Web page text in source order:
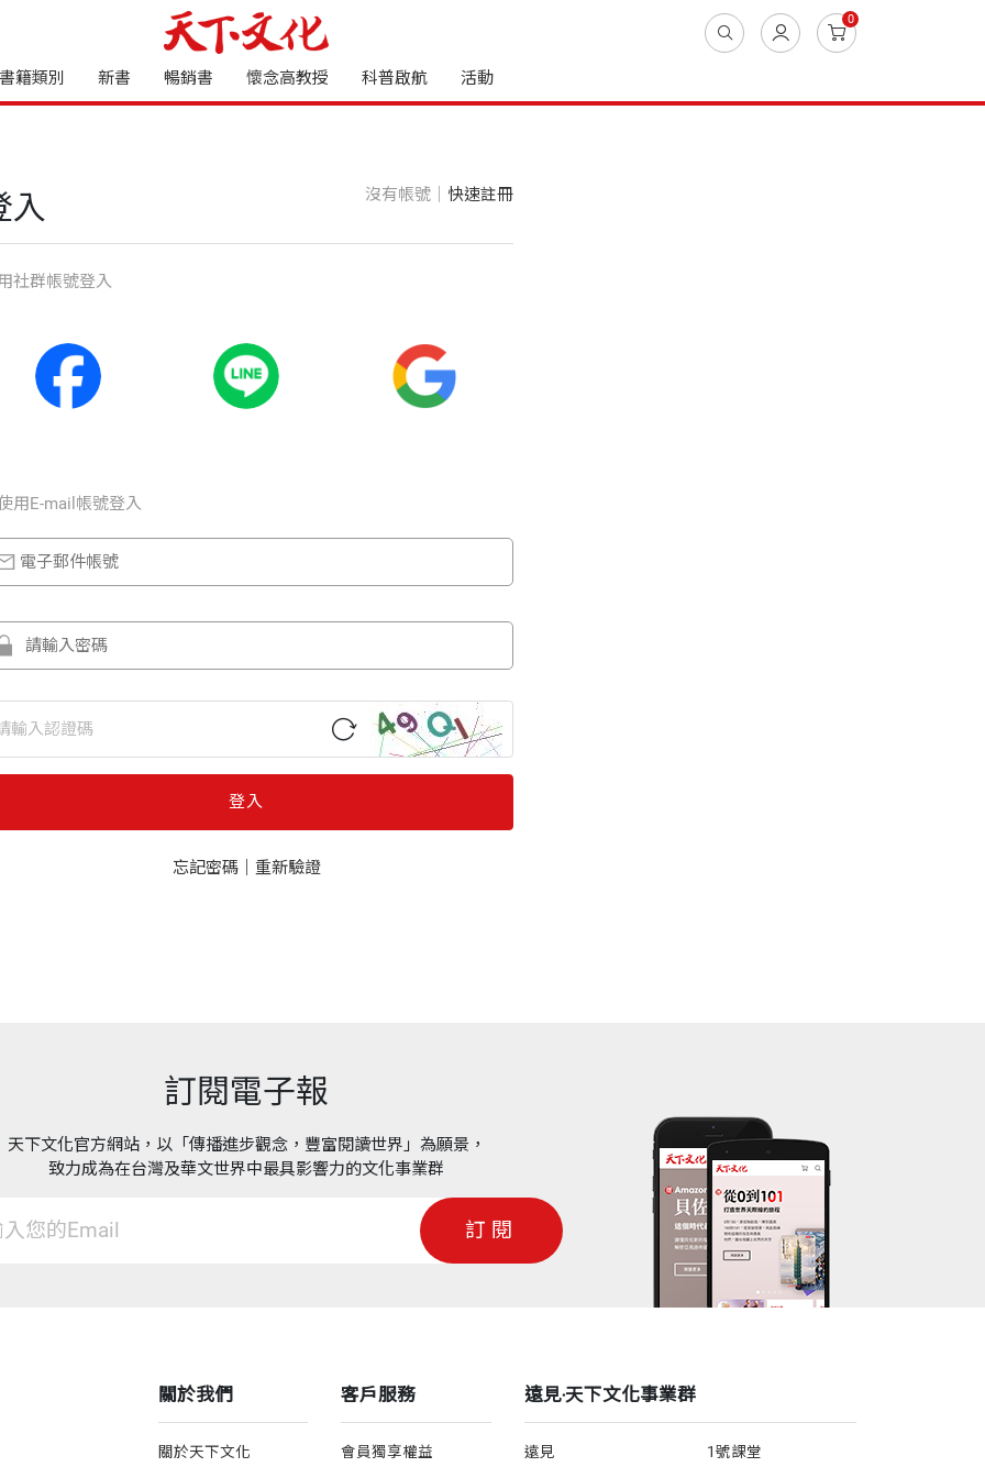
0
書籍類別 新書 暢銷書 懷念高教授 科普啟航 活動
入 沒有帳號｜ 快速註冊
社群帳號登入
⽤E-mail帳號登入
登入
忘記密碼｜ 重新驗證
訂閱電子報
天下文化官方網站，以「傳播進步觀念，豐富閱讀世界」為願景，
致力成為在台灣及華文世界中最具影響力的文化事業群
訂閱
關於我們
關於天下文化
客戶服務
會員獨享權益
遠見‧天下文化事業群
遠見
1號課堂